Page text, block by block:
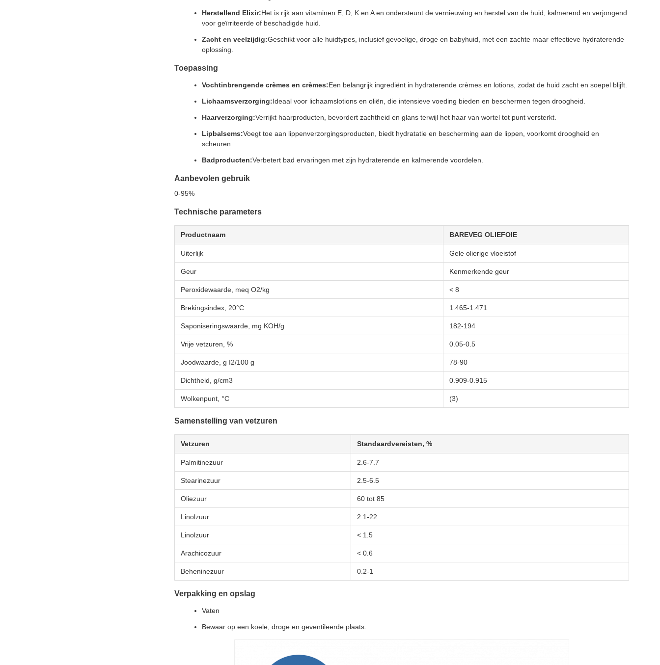
Herstellend Elixir:Het is rijk aan vitaminen E, D, K en A en ondersteunt de vernieuwing en herstel van de huid, kalmerend en verjongend
voor geïrriteerde of beschadigde huid.
Zacht en veelzijdig:Geschikt voor alle huidtypes, inclusief gevoelige, droge en babyhuid, met een zachte maar effectieve hydraterende
oplossing.
Toepassing
Vochtinbrengende crèmes en crèmes:Een belangrijk ingrediënt in hydraterende crèmes en lotions, zodat de huid zacht en soepel blijft.
Lichaamsverzorging:Ideaal voor lichaamslotions en oliën, die intensieve voeding bieden en beschermen tegen droogheid.
Haarverzorging:Verrijkt haarproducten, bevordert zachtheid en glans terwijl het haar van wortel tot punt versterkt.
Lipbalsems:Voegt toe aan lippenverzorgingsproducten, biedt hydratatie en bescherming aan de lippen, voorkomt droogheid en
scheuren.
Badproducten:Verbetert bad ervaringen met zijn hydraterende en kalmerende voordelen.
Aanbevolen gebruik
0-95%
Technische parameters
Productnaam BAREVEG OLIEFOIE
Uiterlijk Gele olierige vloeistof
Geur Kenmerkende geur
Peroxidewaarde, meq O2/kg < 8
Brekingsindex, 20°C 1.465-1.471
Saponiseringswaarde, mg KOH/g 182-194
Vrije vetzuren, % 0.05-0.5
Joodwaarde, g I2/100 g 78-90
Dichtheid, g/cm3 0.909-0.915
Wolkenpunt, °C (3)
Samenstelling van vetzuren
Vetzuren Standaardvereisten, %
Palmitinezuur 2.6-7.7
Stearinezuur 2.5-6.5
Oliezuur 60 tot 85
Linolzuur 2.1-22
Linolzuur < 1.5
Arachicozuur < 0.6
Beheninezuur 0.2-1
Verpakking en opslag
Vaten
Bewaar op een koele, droge en geventileerde plaats.